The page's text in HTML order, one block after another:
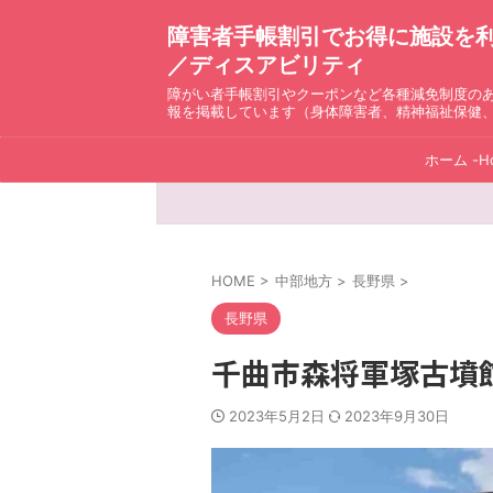
障害者手帳割引でお得に施設を
／ディスアビリティ
障がい者手帳割引やクーポンなど各種減免制度の
報を掲載しています（身体障害者、精神福祉保健
ホーム -
HOME > 中部地方 > 長野県 >
長野県
千曲市森将軍塚古墳
2023年5月2日 2023年9月30日